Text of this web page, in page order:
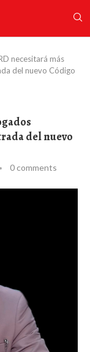
necesitará más
del nuevo Código
del nuevo
0 comments